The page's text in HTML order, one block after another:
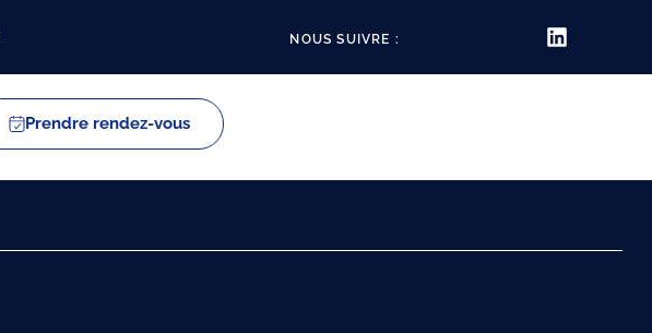
NOUS SUIVRE :
Prendre rendez-vous